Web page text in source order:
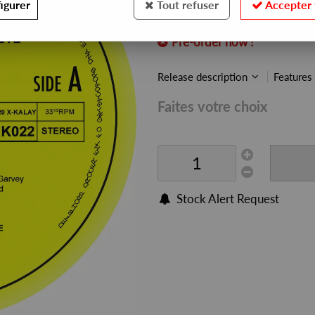
Pre-order now !
Release description Features
Faites votre choix
Stock Alert Request
Tout refuser Accepter